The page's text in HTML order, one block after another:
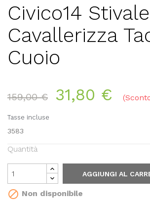
Civico14
Cavallerizza
Cuoio
159,00 € 31,80 €
Tasse incluse
3583
Quantità
AGGIUNGI AL
 Non disponibile